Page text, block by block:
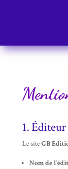
1.
Le siteGB
Nom de